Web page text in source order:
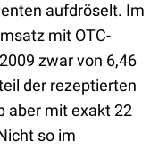
aufdröselt. Im
mit OTC-
zwar von 6,46
der rezeptierten
aber mit exakt 22
so im